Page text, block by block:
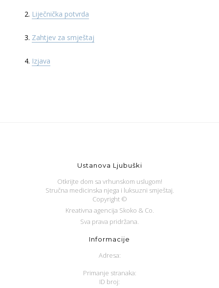
2. Liječnička potvrda
3. Zahtjev za smještaj
4. Izjava
Ustanova Ljubuški
Otkrijte dom sa vrhunskom uslugom!
Stručna medicinska njega i luksuzni smještaj.
Copyright ©
Kreativna agencija Skoko & Co.
Sva prava pridržana.
Informacije
Adresa:
Primanje stranaka:
ID broj: